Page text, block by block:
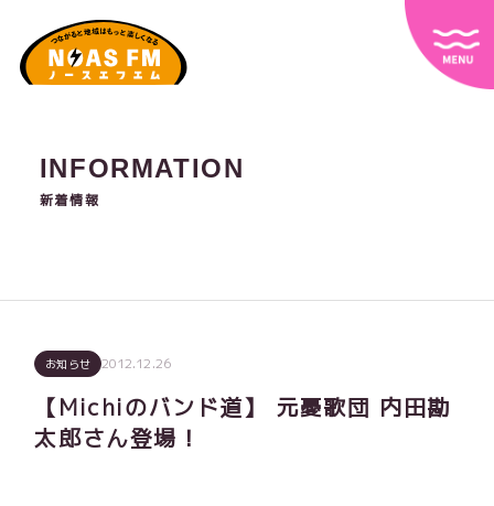
INFORMATION
新着情報
お知らせ 2012.12.26
【Michiのバンド道】 元憂歌団 内田勘
太郎さん登場！